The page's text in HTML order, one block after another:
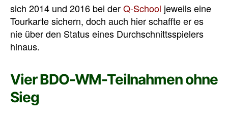
sich 2014 und 2016 bei derQ-School jeweils eine
Tourkarte sichern, doch auch hier schaffte er es
nie über den Status eines Durchschnittsspielers
hinaus.
Vier BDO-WM-Teilnahmen ohne
Sieg